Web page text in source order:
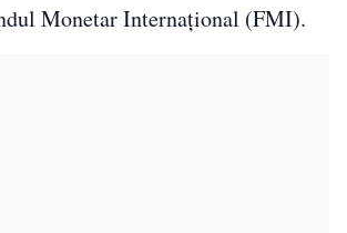
Monetar Internaţional (FMI).